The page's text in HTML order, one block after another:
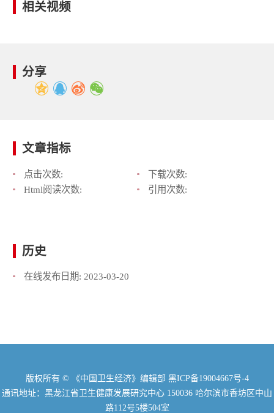
相关视频
分享
文章指标
点击次数:
下载次数:
Html阅读次数:
引用次数:
历史
在线发布日期: 2023-03-20
版权所有 © 《中国卫生经济》编辑部 黑ICP备19004667号-4
通讯地址：黑龙江省卫生健康发展研究中心 150036 哈尔滨市香坊区中山
路112号5楼504室